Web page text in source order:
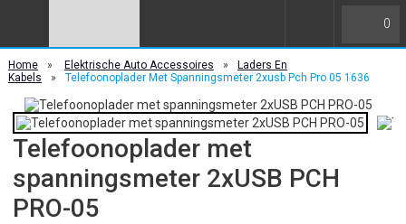
0
Home » Elektrische Auto Accessoires »
Laders En
Kabels
» Telefoonoplader Met Spanningsmeter 2xusb Pch Pro 05 1636
Telefoonoplader met
spanningsmeter 2xUSB PCH
PRO-05